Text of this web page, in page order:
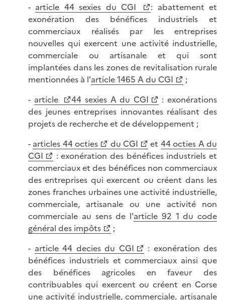
- article 44 sexies du CGI
: abattement et
exonération des bénéfices industriels et
commerciaux réalisés par les entreprises
nouvelles qui exercent une activité industrielle,
commerciale ou artisanale et qui sont
implantées dans les zones de revitalisation rurale
mentionnées à l'article 1465 A du CGI
;
- article 44 sexies A du CGI
: exonérations
des jeunes entreprises innovantes réalisant des
projets de recherche et de développement ;
- articles 44 octies du CGI et 44 octies A du
CGI
: exonération des bénéfices industriels et
commerciaux et des bénéfices non commerciaux
des entreprises qui exercent ou créent dans les
zones franches urbaines une activité industrielle,
commerciale, artisanale ou une activité non
commerciale au sens de l'article 92 1 du code
général des impôts
;
- article 44 decies du CGI
: exonération des
bénéfices industriels et commerciaux ainsi que
des bénéfices agricoles en faveur des
contribuables qui exercent ou créent en Corse
une activité industrielle, commerciale, artisanale